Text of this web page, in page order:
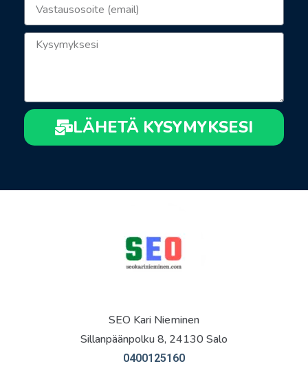
LÄHETÄ KYSYMYKSESI
SEO Kari Nieminen
Sillanpäänpolku 8, 24130 Salo
0400125160